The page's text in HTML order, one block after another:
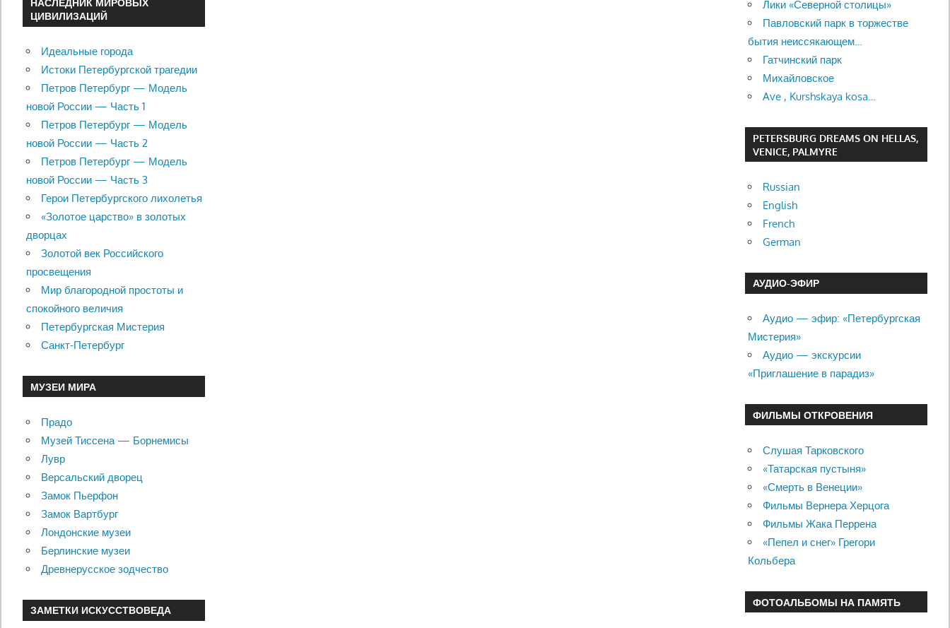
НАСЛЕДНИК МИРОВЫХ
ЦИВИЛИЗАЦИЙ
Идеальные города
Истоки Петербургской трагедии
Петров Петербург — Модель
новой России — Часть 1
Петров Петербург — Модель
новой России — Часть 2
Петров Петербург — Модель
новой России — Часть 3
Герои Петербургского лихолетья
«Золотое царство» в золотых
дворцах
Золотой век Российского
просвещения
Мир благородной простоты и
спокойного величия
Петербургская Мистерия
Санкт-Петербург
МУЗЕИ МИРА
Прадо
Музей Тиссена — Борнемисы
Лувр
Версальский дворец
Замок Пьерфон
Замок Вартбург
Лондонские музеи
Берлинские музеи
Древнерусское зодчество
ЗАМЕТКИ ИСКУССТВОВЕДА
Лики «Северной столицы»
Павловский парк в торжестве
бытия неиссякающем…
Гатчинский парк
Михайловское
Ave , Kurshskaya kosa…
PETERSBURG DREAMS ON HELLAS,
VENICE, PALMYRE
Russian
English
French
German
АУДИО-ЭФИР
Аудио — эфир: «Петербургская
Мистерия»
Аудио — экскурсии
«Приглашение в парадиз»
ФИЛЬМЫ ОТКРОВЕНИЯ
Слушая Тарковского
«Татарская пустыня»
«Смерть в Венеции»
Фильмы Вернера Херцога
Фильмы Жака Перрена
«Пепел и снег» Грегори
Кольбера
ФОТОАЛЬБОМЫ НА ПАМЯТЬ